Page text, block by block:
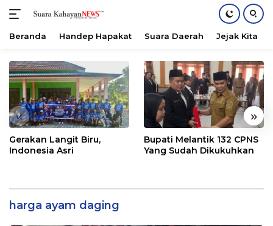
konten
Beranda Handep Hapakat Suara Daerah Jejak Kita
« »
Gerakan Langit Biru,
Indonesia Asri
Bupati Melantik 132 CPNS
Yang Sudah Dikukuhkan
harga ayam daging